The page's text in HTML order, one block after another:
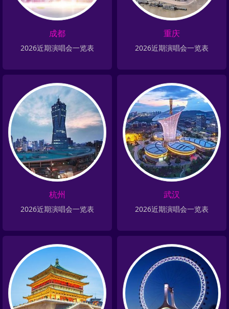
成都
2026近期演唱会一览表
重庆
2026近期演唱会一览表
杭州
2026近期演唱会一览表
武汉
2026近期演唱会一览表